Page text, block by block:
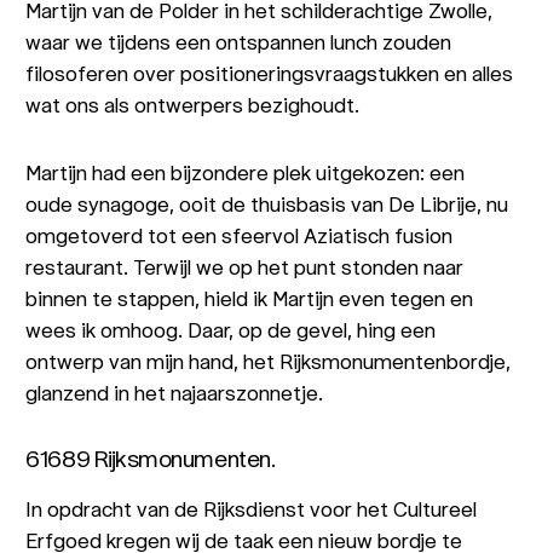
Martijn van de Polder in het schilderachtige Zwolle,
waar we tijdens een ontspannen lunch zouden
filosoferen over positioneringsvraagstukken en alles
wat ons als ontwerpers bezighoudt.
Martijn had een bijzondere plek uitgekozen: een
oude synagoge, ooit de thuisbasis van De Librije, nu
omgetoverd tot een sfeervol Aziatisch fusion
restaurant. Terwijl we op het punt stonden naar
binnen te stappen, hield ik Martijn even tegen en
wees ik omhoog. Daar, op de gevel, hing een
ontwerp van mijn hand, het Rijksmonumentenbordje,
glanzend in het najaarszonnetje.
61689 Rijksmonumenten.
In opdracht van de Rijksdienst voor het Cultureel
Erfgoed kregen wij de taak een nieuw bordje te